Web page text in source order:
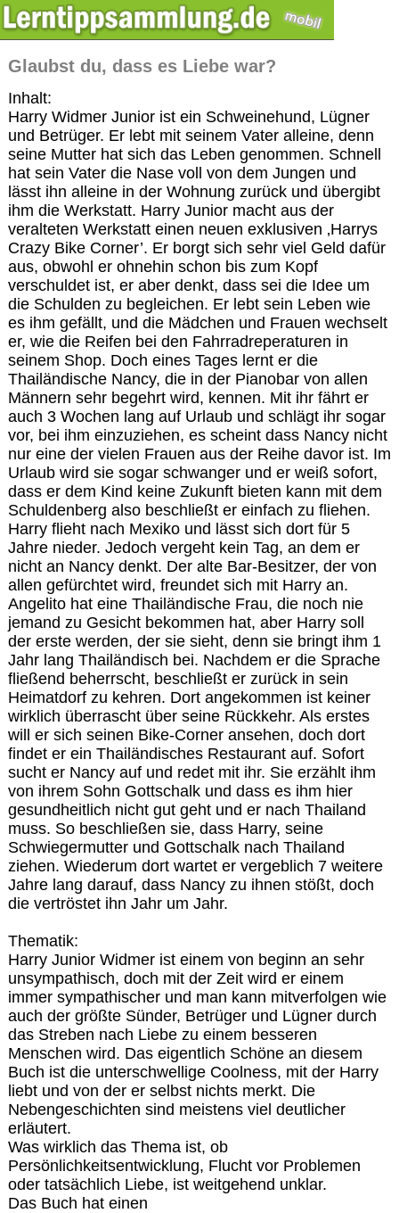
Glaubst du, dass es Liebe war?
Inhalt:
Harry Widmer Junior ist ein Schweinehund, Lügner
und Betrüger. Er lebt mit seinem Vater alleine, denn
seine Mutter hat sich das Leben genommen. Schnell
hat sein Vater die Nase voll von dem Jungen und
lässt ihn alleine in der Wohnung zurück und übergibt
ihm die Werkstatt. Harry Junior macht aus der
veralteten Werkstatt einen neuen exklusiven ‚Harrys
Crazy Bike Corner’. Er borgt sich sehr viel Geld dafür
aus, obwohl er ohnehin schon bis zum Kopf
verschuldet ist, er aber denkt, dass sei die Idee um
die Schulden zu begleichen. Er lebt sein Leben wie
es ihm gefällt, und die Mädchen und Frauen wechselt
er, wie die Reifen bei den Fahrradreperaturen in
seinem Shop. Doch eines Tages lernt er die
Thailändische Nancy, die in der Pianobar von allen
Männern sehr begehrt wird, kennen. Mit ihr fährt er
auch 3 Wochen lang auf Urlaub und schlägt ihr sogar
vor, bei ihm einzuziehen, es scheint dass Nancy nicht
nur eine der vielen Frauen aus der Reihe davor ist. Im
Urlaub wird sie sogar schwanger und er weiß sofort,
dass er dem Kind keine Zukunft bieten kann mit dem
Schuldenberg also beschließt er einfach zu fliehen.
Harry flieht nach Mexiko und lässt sich dort für 5
Jahre nieder. Jedoch vergeht kein Tag, an dem er
nicht an Nancy denkt. Der alte Bar-Besitzer, der von
allen gefürchtet wird, freundet sich mit Harry an.
Angelito hat eine Thailändische Frau, die noch nie
jemand zu Gesicht bekommen hat, aber Harry soll
der erste werden, der sie sieht, denn sie bringt ihm 1
Jahr lang Thailändisch bei. Nachdem er die Sprache
fließend beherrscht, beschließt er zurück in sein
Heimatdorf zu kehren. Dort angekommen ist keiner
wirklich überrascht über seine Rückkehr. Als erstes
will er sich seinen Bike-Corner ansehen, doch dort
findet er ein Thailändisches Restaurant auf. Sofort
sucht er Nancy auf und redet mit ihr. Sie erzählt ihm
von ihrem Sohn Gottschalk und dass es ihm hier
gesundheitlich nicht gut geht und er nach Thailand
muss. So beschließen sie, dass Harry, seine
Schwiegermutter und Gottschalk nach Thailand
ziehen. Wiederum dort wartet er vergeblich 7 weitere
Jahre lang darauf, dass Nancy zu ihnen stößt, doch
die vertröstet ihn Jahr um Jahr.
Thematik:
Harry Junior Widmer ist einem von beginn an sehr
unsympathisch, doch mit der Zeit wird er einem
immer sympathischer und man kann mitverfolgen wie
auch der größte Sünder, Betrüger und Lügner durch
das Streben nach Liebe zu einem besseren
Menschen wird. Das eigentlich Schöne an diesem
Buch ist die unterschwellige Coolness, mit der Harry
liebt und von der er selbst nichts merkt. Die
Nebengeschichten sind meistens viel deutlicher
erläutert.
Was wirklich das Thema ist, ob
Persönlichkeitsentwicklung, Flucht vor Problemen
oder tatsächlich Liebe, ist weitgehend unklar.
Das Buch hat einen